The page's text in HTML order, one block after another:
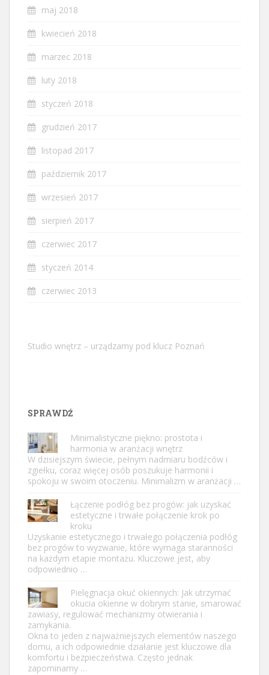
maj 2018
kwiecień 2018
marzec 2018
luty 2018
styczeń 2018
grudzień 2017
listopad 2017
październik 2017
wrzesień 2017
sierpień 2017
czerwiec 2017
styczeń 2014
czerwiec 2013
Studio wnętrz – urządzamy pod klucz Poznań
SPRAWDŹ
Minimalistyczne piękno: prostota i
harmonia w aranżacji wnętrz
W dzisiejszym świecie, pełnym nadmiaru bodźców i
zgiełku, coraz więcej osób poszukuje harmonii i
spokoju w swoim otoczeniu. Minimalizm w aranżacji …
Łączenie podłóg bez progów: jak uzyskać
estetyczne i trwałe połączenie krok po
kroku
Uzyskanie estetycznego i trwałego połączenia podłóg
bez progów to wyzwanie, które wymaga staranności
na każdym etapie montażu. Kluczowe jest, aby
odpowiednio …
Pielęgnacja okuć okiennych: Jak utrzymać
okucia okienne w dobrym stanie, smarować
zawiasy, regulować mechanizmy otwierania i
zamykania.
Okna to jeden z najważniejszych elementów naszego
domu, a ich odpowiednie działanie jest kluczowe dla
komfortu i bezpieczeństwa. Często jednak
zapominamy …